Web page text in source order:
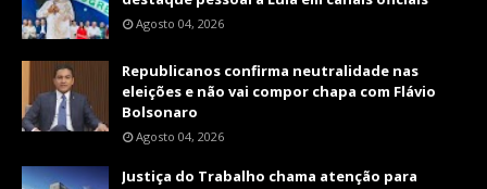
Agosto 04, 2026
Republicanos confirma neutralidade nas
eleições e não vai compor chapa com Flávio
Bolsonaro
Agosto 04, 2026
Justiça do Trabalho chama atenção para